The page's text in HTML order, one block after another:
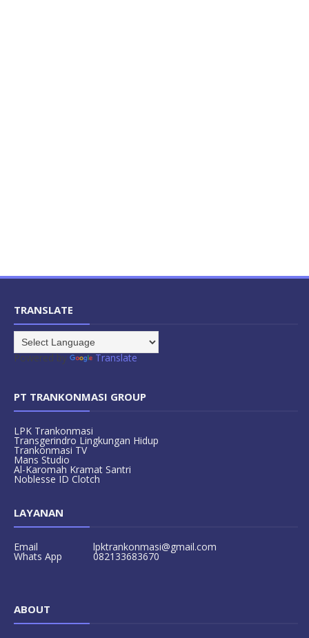
TRANSLATE
Powered by Translate
PT TRANKONMASI GROUP
LPK Trankonmasi
Transgerindro Lingkungan Hidup
Trankonmasi TV
Mans Studio
Al-Karomah Kramat Santri
Noblesse ID Clotch
LAYANAN
Email lpktrankonmasi@gmail.com
Whats App 082133683670
ABOUT